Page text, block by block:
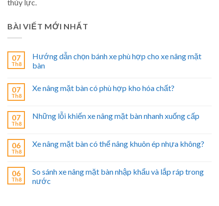
thủy lực.
BÀI VIẾT MỚI NHẤT
07
Th8
Hướng dẫn chọn bánh xe phù hợp cho xe nâng mặt
bàn
07
Th8
Xe nâng mặt bàn có phù hợp kho hóa chất?
07
Th8
Những lỗi khiến xe nâng mặt bàn nhanh xuống cấp
06
Th8
Xe nâng mặt bàn có thể nâng khuôn ép nhựa không?
06
Th8
So sánh xe nâng mặt bàn nhập khẩu và lắp ráp trong
nước